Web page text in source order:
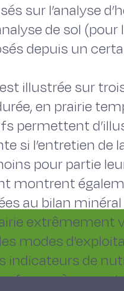
sur l’analyse
de sol (pour
depuis un
illustrée sur
en prairie
permettent
si l’entretien de
pour partie
montrent
au bilan minéral
extrêmement
modes
indicateurs de
fourragères sont